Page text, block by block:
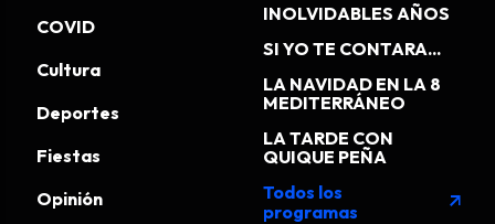
COVID
Cultura
Deportes
Fiestas
Opinión
INOLVIDABLES AÑOS
SI YO TE CONTARA...
LA NAVIDAD EN LA 8
MEDITERRÁNEO
LA TARDE CON
QUIQUE PEÑA
Todos los
programas
arrow_outward